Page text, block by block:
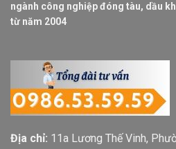
ngành công nghiệp đóng tàu, dầu
từ năm 2004
Địa chỉ: 11a Lương Thế Vinh,